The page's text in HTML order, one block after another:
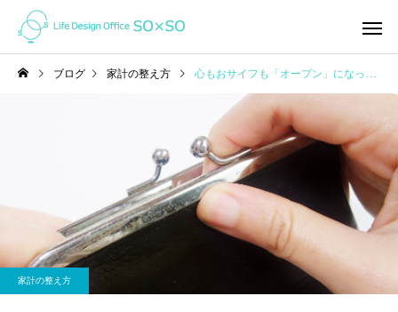
家計の整え方
オンライン（ZOOM)で家
計相談ってどんな感じ？
ライフプラン
「未来」はここから変
れる！ ＜私の「考え方」を
ブログ 家計の整え方 心もおサイフも「オープン」になってしまう旅行中のお金の管理法
家計の整え方